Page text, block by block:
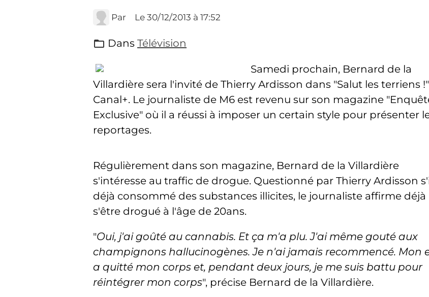
Par Le 30/12/2013 à 17:52
Dans Télévision
Samedi prochain, Bernard de la
Villardière sera l'invité de Thierry Ardisson dans "Salut les terriens
Canal+. Le journaliste de M6 est revenu sur son magazine
Exclusive" où il a réussi à imposer un certain style pour présenter
reportages.
Régulièrement dans son magazine, Bernard de la Villardière
s'intéresse au traffic de drogue. Questionné par Thierry Ardisson
déjà consommé des substances illicites, le journaliste affirme déjà
s'être drogué à l'âge de 20ans.
"Oui, j'ai goûté au cannabis. Et ça m'a plu. J'ai même gouté aux
champignons hallucinogènes. Je n'ai jamais recommencé. Mon
a quitté mon corps et, pendant deux jours, je me suis battu pour
réintégrer mon corps", précise Bernard de la Villardière.